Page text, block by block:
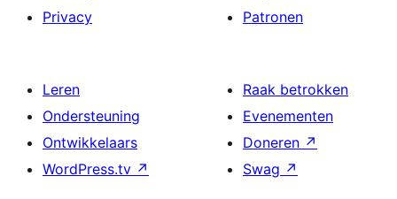
Privacy
Patronen
Leren
Ondersteuning
Ontwikkelaars
WordPress.tv ↗
Raak betrokken
Evenementen
Doneren ↗
Swag ↗